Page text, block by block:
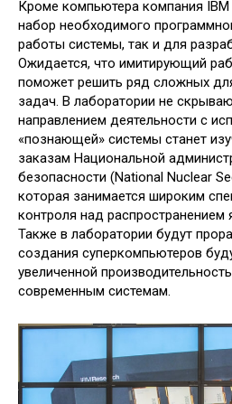
Кроме компьютера компания
набор необходимого
работы системы, так и для
Ожидается, что имитирующий
поможет решить ряд сложных
задач. В лаборатории не
направлением деятельности с
«познающей» системы станет
заказам Национальной
безопасности (National Nuclear
которая занимается широким
контроля над распространением
Также в лаборатории будут
создания суперкомпьютеров
увеличенной
современным системам.